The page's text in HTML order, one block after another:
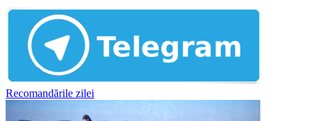
Recomandările zilei